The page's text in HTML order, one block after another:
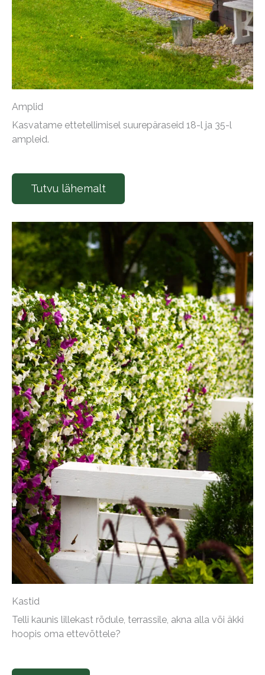
Amplid
Kasvatame ettetellimisel suurepäraseid 18-l ja 35-l
ampleid.
Tutvu lähemalt
Kastid
Telli kaunis lillekast rõdule, terrassile, akna alla või äkki
hoopis oma ettevõttele?